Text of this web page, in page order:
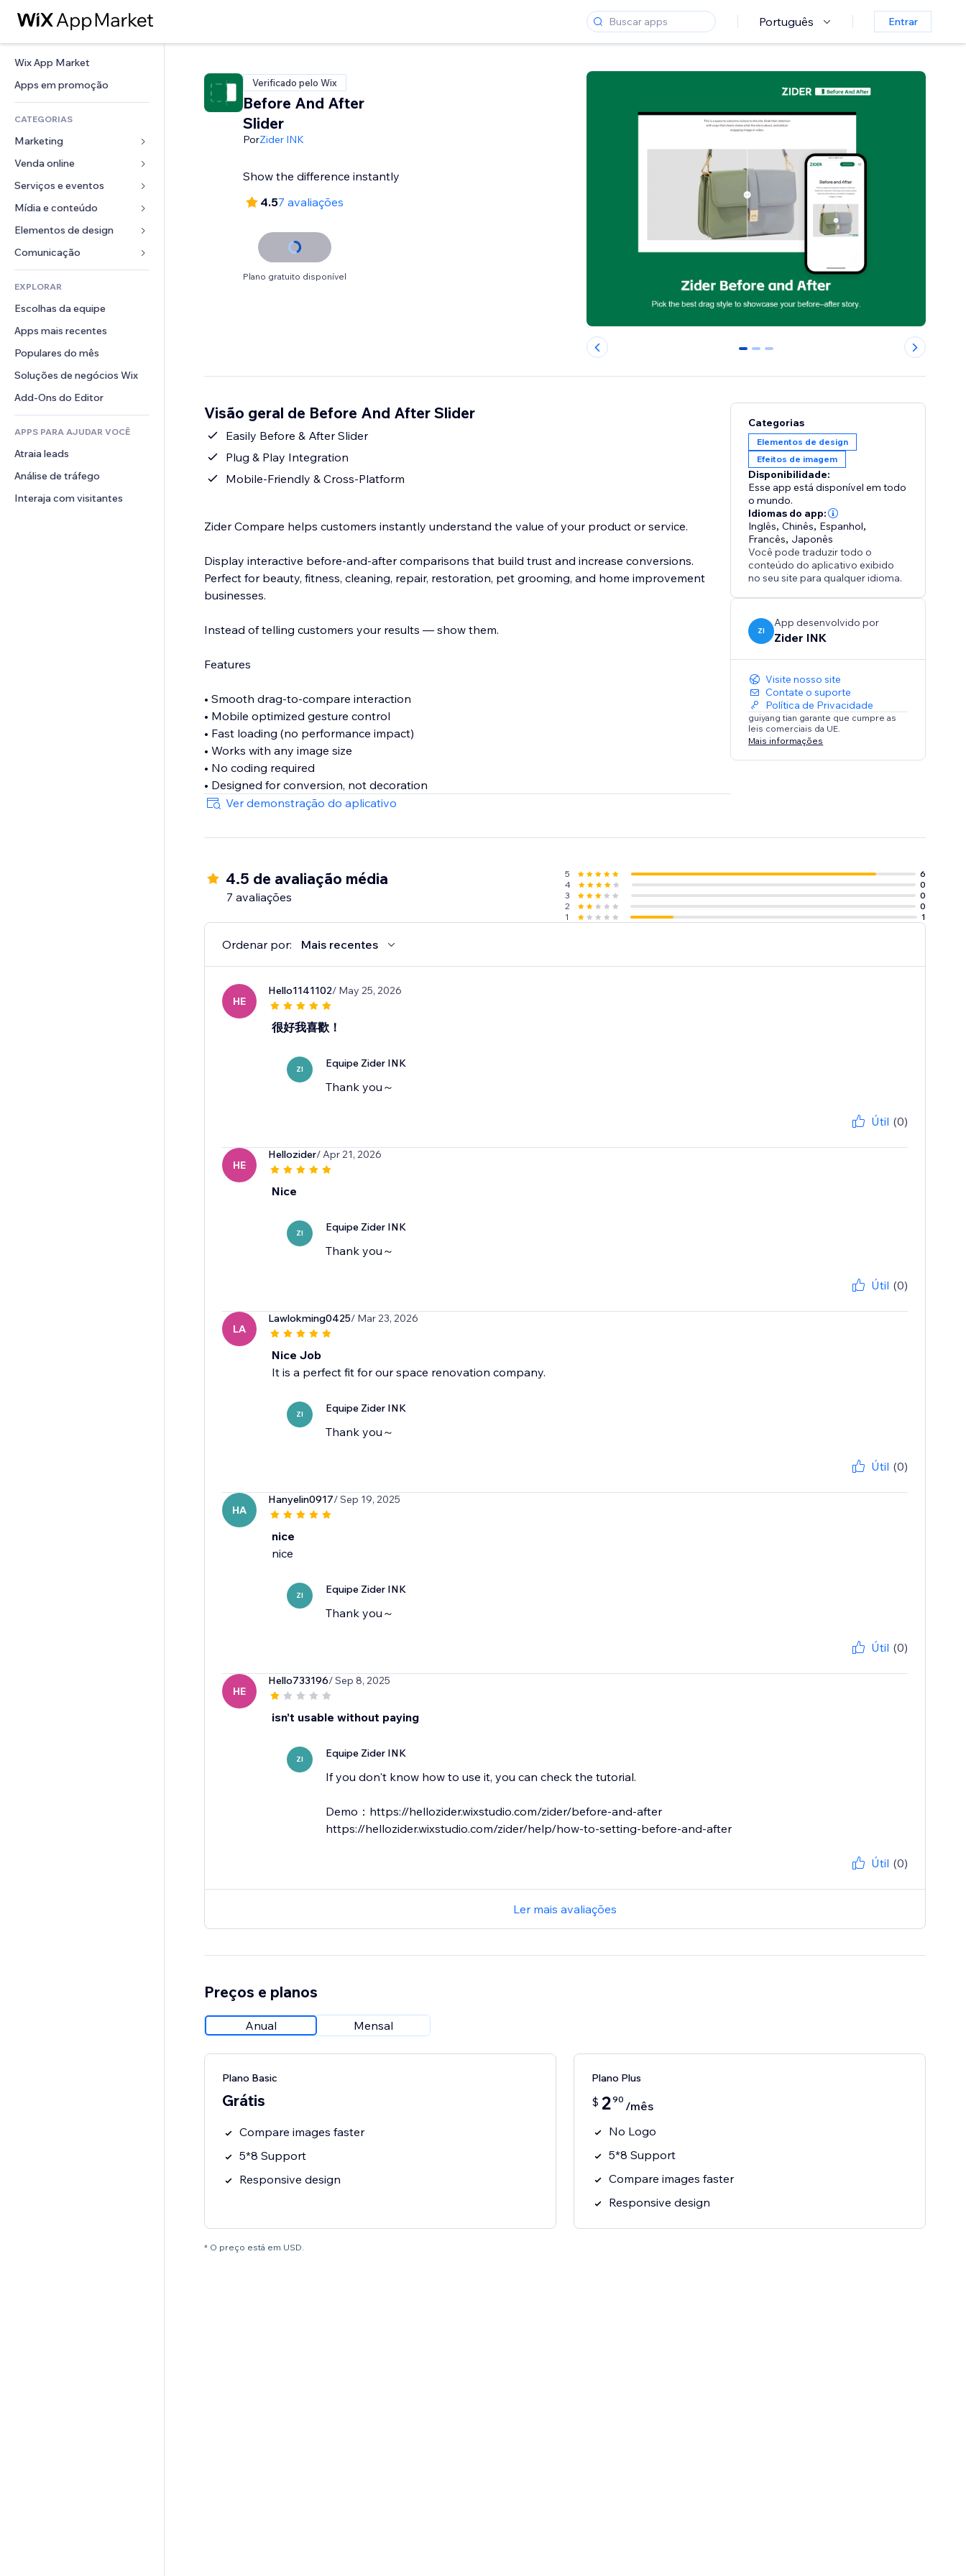
Português Entrar
Wix App Market
Apps em promoção
CATEGORIAS
Marketing
Anúncios
Mobile
Análises
Listas do site
Email
Venda online
Apps para lojas
Frete e entrega
Botões de venda
Contabilidade
Cupons e fidelidade
Soluções de armazenamento
Serviços e eventos
Hotéis
Eventos
Restaurantes
Imobiliária
Meus agendamentos
Mídia e conteúdo
Galeria
Músicas
Podcasts
Fotografia
Vídeo
PDF
Compartilhamento de arquivos
Notícias
Elementos de design
Mapas e navegação
Privacidade e segurança
Relógio
Templates de página
Efeitos de imagem
Botões e menus
Banners e selos
Calculadoras
Busca
Previsão do tempo
Tabelas e gráficos
Formulários
Enquetes
Chat
Comentários
Telefone
Comunidade
Avaliações e depoimentos
CRM
EXPLORAR
Escolhas da equipe
Apps mais recentes
Populares do mês
Soluções de negócios Wix
Add-Ons do Editor
APPS PARA AJUDAR VOCÊ
Atraia leads
Análise de tráfego
Interaja com visitantes
Verificado pelo Wix
Before And After
Slider
PorZider INK
Show the difference instantly
4.57 avaliações
Plano gratuito disponível
0 1 2
Visão geral de Before And After Slider
Easily Before & After Slider
Plug & Play Integration
Mobile-Friendly & Cross-Platform
Zider Compare helps customers instantly understand the value of your product or service.
Display interactive before-and-after comparisons that build trust and increase conversions.
Perfect for beauty, fitness, cleaning, repair, restoration, pet grooming, and home improvement
businesses.
Instead of telling customers your results — show them.
Features
• Smooth drag-to-compare interaction
• Mobile optimized gesture control
• Fast loading (no performance impact)
• Works with any image size
• No coding required
• Designed for conversion, not decoration
Ver demonstração do aplicativo
Categorias
Elementos de design
Efeitos de imagem
Disponibilidade:
Esse app está disponível em todo
o mundo.
Idiomas do app:
Inglês,Chinês, Espanhol,
Francês, Japonês
Você pode traduzir todo o
conteúdo do aplicativo exibido
no seu site para qualquer idioma.
ZI
App desenvolvido por
Zider INK
Visite nosso site
Contate o suporte
Política de Privacidade
guiyang tian garante que cumpre as
leis comerciais da UE.
Mais informações
4.5 de avaliação média
7 avaliações
5
6
4
0
3
0
2
0
1
1
Ordenar por: Mais recentes
HE
Hello1141102/ May 25, 2026
很好我喜歡！
ZI Equipe Zider INK
Thank you～
Útil (0)
HE
Hellozider/ Apr 21, 2026
Nice
ZI Equipe Zider INK
Thank you～
Útil (0)
LA
Lawlokming0425/ Mar 23, 2026
Nice Job
It is a perfect fit for our space renovation company.
ZI Equipe Zider INK
Thank you～
Útil (0)
HA
Hanyelin0917/ Sep 19, 2025
nice
nice
ZI Equipe Zider INK
Thank you～
Útil (0)
HE
Hello733196/ Sep 8, 2025
isn’t usable without paying
ZI Equipe Zider INK
If you don't know how to use it, you can check the tutorial.
Demo：https://hellozider.wixstudio.com/zider/before-and-after
https://hellozider.wixstudio.com/zider/help/how-to-setting-before-and-after
Útil (0)
Ler mais avaliações
Preços e planos
Anual Mensal
Plano Basic
Grátis
Compare images faster
5*8 Support
Responsive design
Plano Plus
$ 290 /mês
No Logo
5*8 Support
Compare images faster
Responsive design
* O preço está em USD.